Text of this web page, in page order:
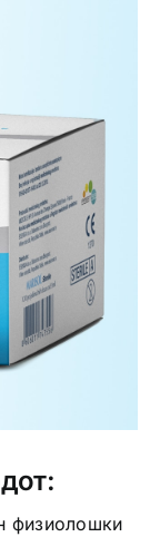
физиолошки